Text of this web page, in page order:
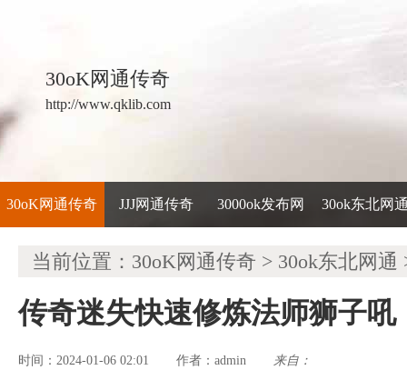
30oK网通传奇
http://www.qklib.com
30oK网通传奇 JJJ网通传奇 3000ok发布网 30ok东北网
当前位置： 30oK网通传奇 > 30ok东北网通
传奇迷失快速修炼法师狮子吼
时间：2024-01-06 02:01 作者： admin 来自：